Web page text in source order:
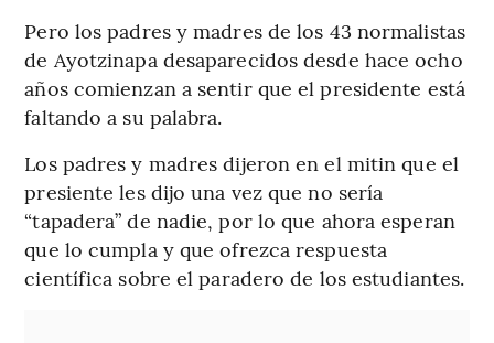
Pero los padres y madres de los 43 normalistas
de Ayotzinapa desaparecidos desde hace ocho
años comienzan a sentir que el presidente está
faltando a su palabra.
Los padres y madres dijeron en el mitin que el
presiente les dijo una vez que no sería
“tapadera” de nadie, por lo que ahora esperan
que lo cumpla y que ofrezca respuesta
científica sobre el paradero de los estudiantes.